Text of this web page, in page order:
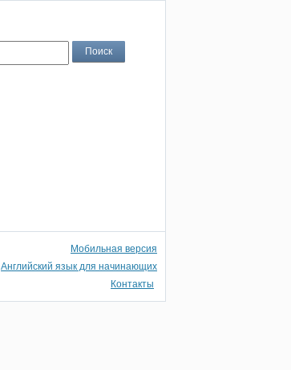
Мобильная версия
Английский язык для начинающих
Контакты